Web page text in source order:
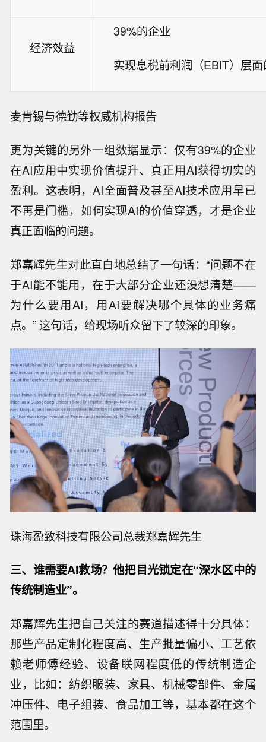
经济效益
39%的企业
实现息税前利润（EBIT）层
麦肯锡与德勤等权威机构报告
更为关键的另外一组数据显示：仅有39%的企业
在AI应用中实现价值提升、真正用AI获得切实的
盈利。这表明，AI全面普及甚至AI技术应用早已
不再是门槛，如何实现AI的价值穿透，才是企业
真正面临的问题。
郑嘉辉先生对此直白地总结了一句话：“问题不在
于AI能不能用，在于大部分企业还没想清楚——
为什么要用AI，用AI要解决哪个具体的业务痛
点。” 这句话，给现场听众留下了较深的印象。
珠海盈致科技有限公司总裁郑嘉辉先生
三、谁需要AI救场？他把目光锁定在“深水区中的
传统制造业”。
郑嘉辉先生把自己关注的赛道描述得十分具体：
那些产品定制化程度高、生产批量偏小、工艺依
赖老师傅经验、设备联网程度低的传统制造企
业，比如：纺织服装、家具、机械零部件、金属
冲压件、电子组装、食品加工等，基本都在这个
范围里。